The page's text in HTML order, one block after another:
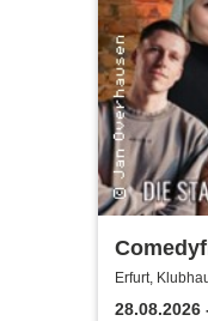
Comedy
Erfurt,
28.08.2026